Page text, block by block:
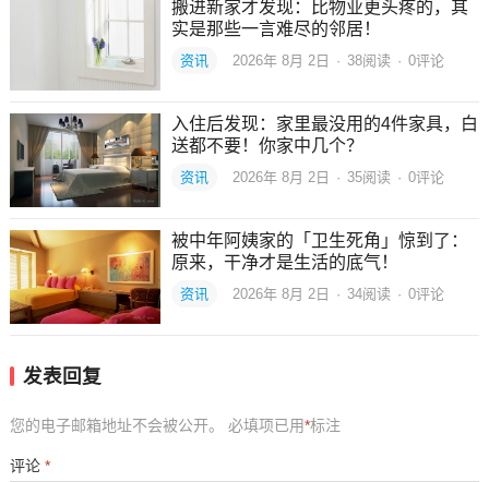
搬进新家才发现：比物业更头疼的，其
实是那些一言难尽的邻居！
资讯 2026年 8月 2日 · 38阅读 · 0评论
入住后发现：家里最没用的4件家具，白
送都不要！你家中几个？
资讯 2026年 8月 2日 · 35阅读 · 0评论
被中年阿姨家的「卫生死角」惊到了：
原来，干净才是生活的底气！
资讯 2026年 8月 2日 · 34阅读 · 0评论
发表回复
您的电子邮箱地址不会被公开。 必填项已用*标注
评论 *